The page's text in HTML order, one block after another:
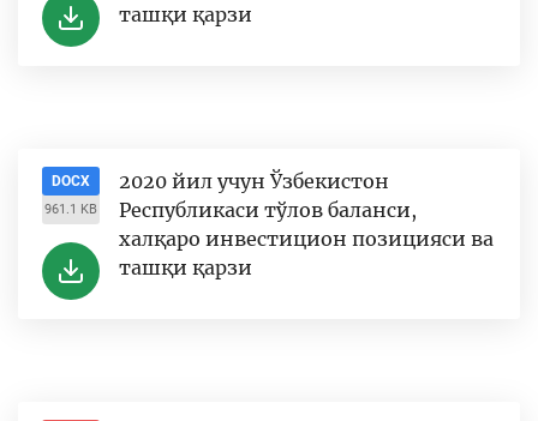
ташқи қарзи
DOCX
961.1 KB
2020 йил учун Ўзбекистон
Республикаси тўлов баланси,
халқаро инвестицион позицияси ва
ташқи қарзи